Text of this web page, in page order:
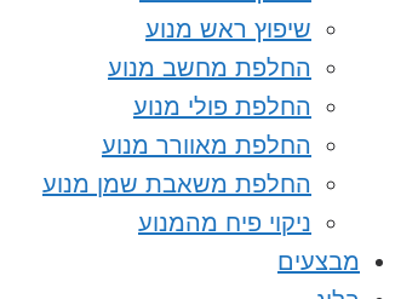
שיפוץ ראש מנוע
החלפת מחשב מנוע
החלפת פולי מנוע
החלפת מאוורר מנוע
החלפת משאבת שמן מנוע
ניקוי פיח מהמנוע
מבצעים